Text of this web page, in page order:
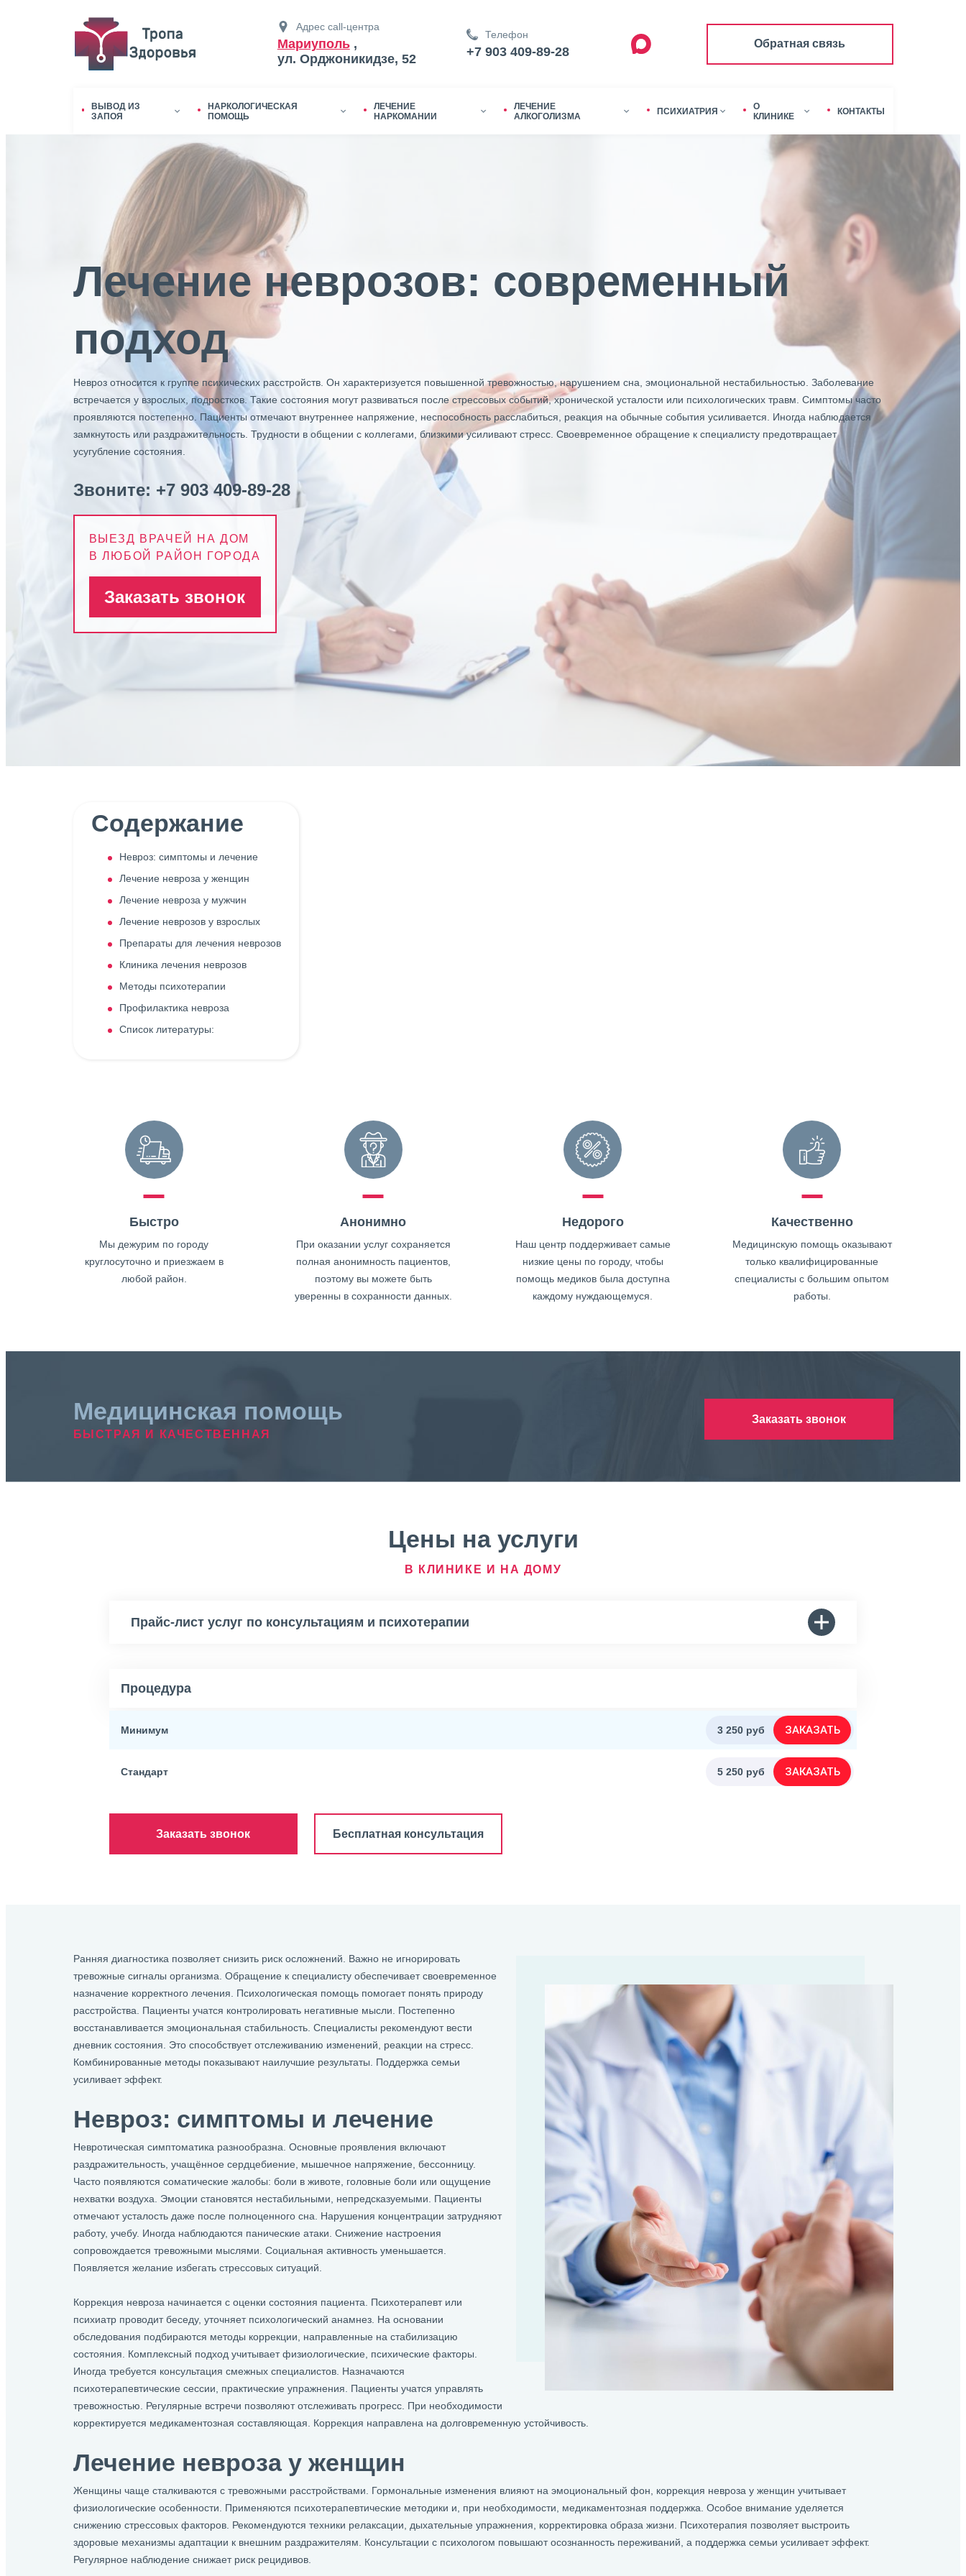
Адрес call-центра
Мариуполь,
ул. Орджоникидзе, 52
Телефон
+7 903 409-89-28
Обратная связь
ВЫВОД ИЗ
ЗАПОЯ
НАРКОЛОГИЧЕСКАЯ
ПОМОЩЬ
ЛЕЧЕНИЕ
НАРКОМАНИИ
ЛЕЧЕНИЕ
АЛКОГОЛИЗМА
ПСИХИАТРИЯ
О
КЛИНИКЕ
КОНТАКТЫ
Лечение неврозов: современный
подход
Невроз относится к группе психических расстройств. Он характеризуется повышенной тревожностью, нарушением сна, эмоциональной нестабильностью. Заболевание
встречается у взрослых, подростков. Такие состояния могут развиваться после стрессовых событий, хронической усталости или психологических травм. Симптомы часто
проявляются постепенно. Пациенты отмечают внутреннее напряжение, неспособность расслабиться, реакция на обычные события усиливается. Иногда наблюдается
замкнутость или раздражительность. Трудности в общении с коллегами, близкими усиливают стресс. Своевременное обращение к специалисту предотвращает
усугубление состояния.
Звоните: +7 903 409-89-28
ВЫЕЗД ВРАЧЕЙ НА ДОМ
В ЛЮБОЙ РАЙОН ГОРОДА
Заказать звонок
Содержание
Невроз: симптомы и лечение
Лечение невроза у женщин
Лечение невроза у мужчин
Лечение неврозов у взрослых
Препараты для лечения неврозов
Клиника лечения неврозов
Методы психотерапии
Профилактика невроза
Список литературы:
Быстро
Мы дежурим по городу
круглосуточно и приезжаем в
любой район.
Анонимно
При оказании услуг сохраняется
полная анонимность пациентов,
поэтому вы можете быть
уверенны в сохранности данных.
Недорого
Наш центр поддерживает самые
низкие цены по городу, чтобы
помощь медиков была доступна
каждому нуждающемуся.
Качественно
Медицинскую помощь оказывают
только квалифицированные
специалисты с большим опытом
работы.
Медицинская помощь
БЫСТРАЯ И КАЧЕСТВЕННАЯ
Заказать звонок
Цены на услуги
В КЛИНИКЕ И НА ДОМУ
Прайс-лист услуг по консультациям и психотерапии
Процедура
Минимум 3 250 руб ЗАКАЗАТЬ
Стандарт 5 250 руб ЗАКАЗАТЬ
Заказать звонок Бесплатная консультация
Ранняя диагностика позволяет снизить риск осложнений. Важно не игнорировать
тревожные сигналы организма. Обращение к специалисту обеспечивает своевременное
назначение корректного лечения. Психологическая помощь помогает понять природу
расстройства. Пациенты учатся контролировать негативные мысли. Постепенно
восстанавливается эмоциональная стабильность. Специалисты рекомендуют вести
дневник состояния. Это способствует отслеживанию изменений, реакции на стресс.
Комбинированные методы показывают наилучшие результаты. Поддержка семьи
усиливает эффект.
Невроз: симптомы и лечение
Невротическая симптоматика разнообразна. Основные проявления включают
раздражительность, учащённое сердцебиение, мышечное напряжение, бессонницу.
Часто появляются соматические жалобы: боли в животе, головные боли или ощущение
нехватки воздуха. Эмоции становятся нестабильными, непредсказуемыми. Пациенты
отмечают усталость даже после полноценного сна. Нарушения концентрации затрудняют
работу, учебу. Иногда наблюдаются панические атаки. Снижение настроения
сопровождается тревожными мыслями. Социальная активность уменьшается.
Появляется желание избегать стрессовых ситуаций.
Коррекция невроза начинается с оценки состояния пациента. Психотерапевт или
психиатр проводит беседу, уточняет психологический анамнез. На основании
обследования подбираются методы коррекции, направленные на стабилизацию
состояния. Комплексный подход учитывает физиологические, психические факторы.
Иногда требуется консультация смежных специалистов. Назначаются
психотерапевтические сессии, практические упражнения. Пациенты учатся управлять
тревожностью. Регулярные встречи позволяют отслеживать прогресс. При необходимости
корректируется медикаментозная составляющая. Коррекция направлена на долговременную устойчивость.
Лечение невроза у женщин
Женщины чаще сталкиваются с тревожными расстройствами. Гормональные изменения влияют на эмоциональный фон, коррекция невроза у женщин учитывает
физиологические особенности. Применяются психотерапевтические методики и, при необходимости, медикаментозная поддержка. Особое внимание уделяется
снижению стрессовых факторов. Рекомендуются техники релаксации, дыхательные упражнения, корректировка образа жизни. Психотерапия позволяет выстроить
здоровые механизмы адаптации к внешним раздражителям. Консультации с психологом повышают осознанность переживаний, а поддержка семьи усиливает эффект.
Регулярное наблюдение снижает риск рецидивов.